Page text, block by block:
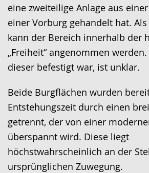
eine zweiteilige Anlage aus
einer Vorburg gehandelt hat.
kann der Bereich innerhalb der
„Freiheit“ angenommen
dieser befestigt war, ist unklar.
Beide Burgflächen wurden
Entstehungszeit durch einen
getrennt, der von einer
überspannt wird. Diese liegt
höchstwahrscheinlich an der
ursprünglichen Zuwegung.